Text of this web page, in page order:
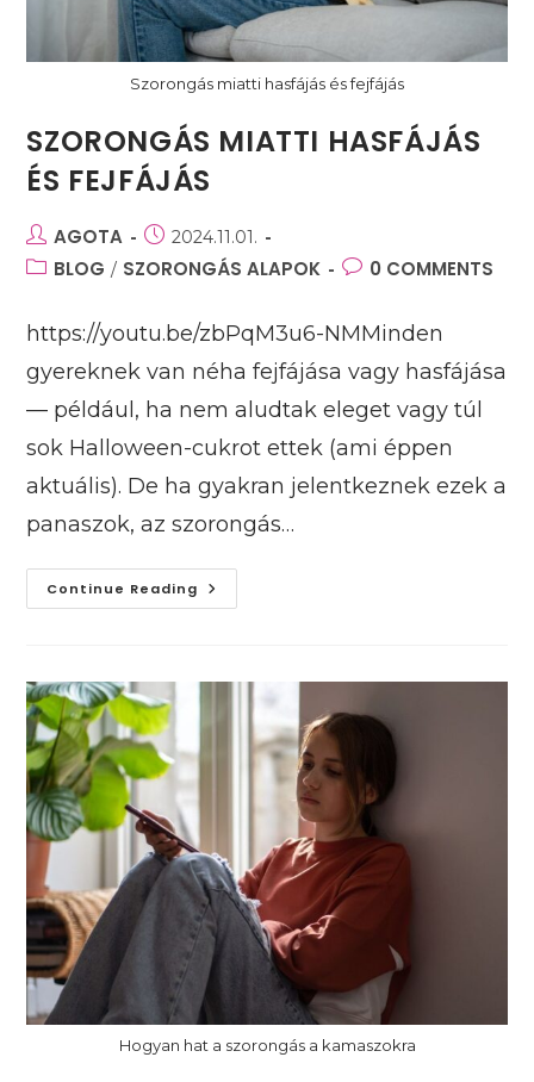
Szorongás miatti hasfájás és fejfájás
SZORONGÁS MIATTI HASFÁJÁS
ÉS FEJFÁJÁS
Post
author:
AGOTA
Post
published:
2024.11.01.
PostBLOG / SZORONGÁS ALAPOK
Post0 COMMENTS
https://youtu.be/zbPqM3u6-NMMinden
gyereknek van néha fejfájása vagy hasfájása
— például, ha nem aludtak eleget vagy túl
sok Halloween-cukrot ettek (ami éppen
aktuális). De ha gyakran jelentkeznek ezek a
panaszok, az szorongás…
Continue Reading Szorongás
Miatti
Hogyan hat a szorongás a kamaszokra